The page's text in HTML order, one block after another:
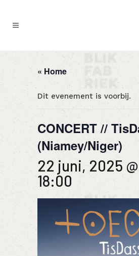
« Home
Dit evenement is voorbij.
CONCERT //
(Niamey/Niger)
22 juni, 2025
18:00